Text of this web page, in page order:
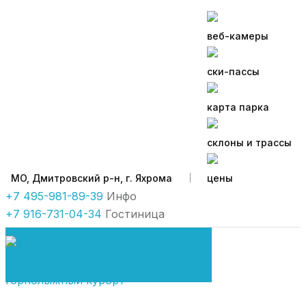
МO, Дмитровский р-н, г. Яхрома
веб-камеры
ски-пассы
карта парка
склоны и трассы
цены
+7 495-981-89-39 Инфо
+7 916-731-04-34 Гостиница
горнолыжный курорт